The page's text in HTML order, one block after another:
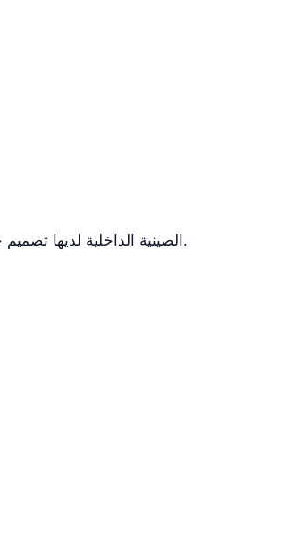
الصينية الداخلية لديها تصميم حافة مائلة للنفايات، مما يساعد على النظافة.